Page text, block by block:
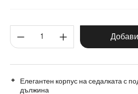
Микрофибър/букле, микрофибър
Дъб Дърво
Елегантен корпус на седалката с
дължина